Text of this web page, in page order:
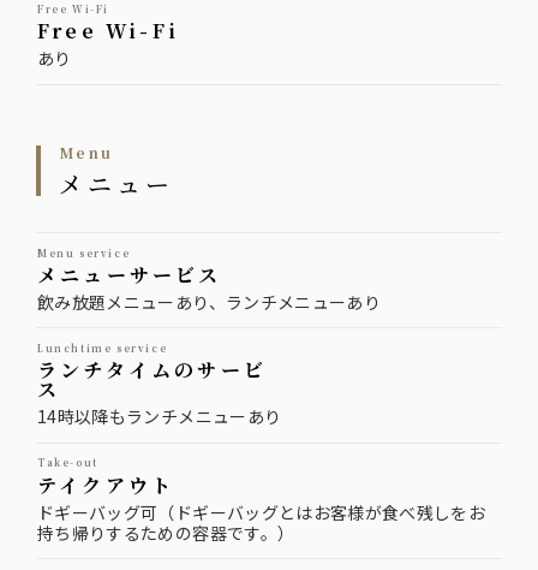
Free Wi-Fi
Free Wi-Fi
あり
menu
メニュー
menu service
メニューサービス
飲み放題メニューあり、ランチメニューあり
lunchtime service
ランチタイムのサービ
ス
14時以降もランチメニューあり
take-out
テイクアウト
ドギーバッグ可（ドギーバッグとはお客様が食べ残しをお
持ち帰りするための容器です。）